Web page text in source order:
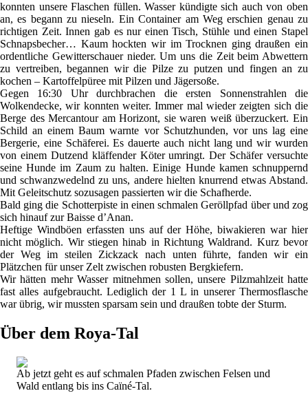
konnten unsere Flaschen füllen. Wasser kündigte sich auch von oben
an, es begann zu nieseln. Ein Container am Weg erschien genau zu
richtigen Zeit. Innen gab es nur einen Tisch, Stühle und einen Stapel
Schnapsbecher… Kaum hockten wir im Trocknen ging draußen ein
ordentliche Gewitterschauer nieder. Um uns die Zeit beim Abwettern
zu vertreiben, begannen wir die Pilze zu putzen und fingen an zu
kochen – Kartoffelpüree mit Pilzen und Jägersoße.
Gegen 16:30 Uhr durchbrachen die ersten Sonnenstrahlen die
Wolkendecke, wir konnten weiter. Immer mal wieder zeigten sich die
Berge des Mercantour am Horizont, sie waren weiß überzuckert. Ein
Schild an einem Baum warnte vor Schutzhunden, vor uns lag eine
Bergerie, eine Schäferei. Es dauerte auch nicht lang und wir wurden
von einem Dutzend kläffender Köter umringt. Der Schäfer versuchte
seine Hunde im Zaum zu halten. Einige Hunde kamen schnuppernd
und schwanzwedelnd zu uns, andere hielten knurrend etwas Abstand.
Mit Geleitschutz sozusagen passierten wir die Schafherde.
Bald ging die Schotterpiste in einen schmalen Geröllpfad über und zog
sich hinauf zur Baisse d’Anan.
Heftige Windböen erfassten uns auf der Höhe, biwakieren war hier
nicht möglich. Wir stiegen hinab in Richtung Waldrand. Kurz bevor
der Weg im steilen Zickzack nach unten führte, fanden wir ein
Plätzchen für unser Zelt zwischen robusten Bergkiefern.
Wir hätten mehr Wasser mitnehmen sollen, unsere Pilzmahlzeit hatte
fast alles aufgebraucht. Lediglich der 1 L in unserer Thermosflasche
war übrig, wir mussten sparsam sein und draußen tobte der Sturm.
Über dem Roya-Tal
Ab jetzt geht es auf schmalen Pfaden zwischen Felsen und
Wald entlang bis ins Caïné-Tal.